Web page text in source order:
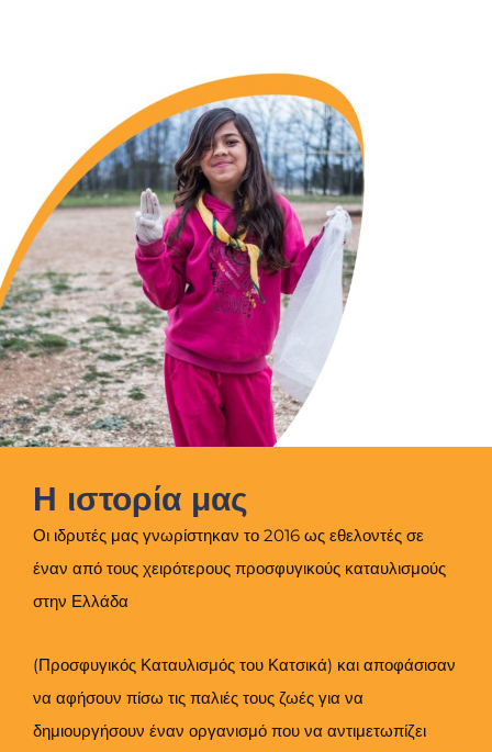
Η ιστορία μας
Οι ιδρυτές μας γνωρίστηκαν το 2016 ως εθελοντές σε
έναν από τους χειρότερους προσφυγικούς καταυλισμούς
στην Ελλάδα
(Προσφυγικός Καταυλισμός του Κατσικά) και αποφάσισαν
να αφήσουν πίσω τις παλιές τους ζωές για να
δημιουργήσουν έναν οργανισμό που να αντιμετωπίζει